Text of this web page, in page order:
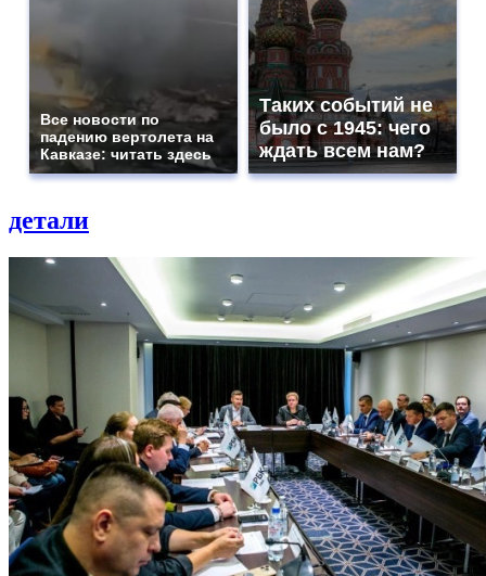
Все новости по
падению вертолета на
Кавказе: читать здесь
Таких событий не
было с 1945: чего
ждать всем нам?
детали